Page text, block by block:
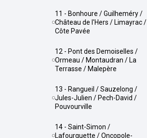
11 - Bonhoure / Guilheméry /
Château de l'Hers / Limayrac /
Côte Pavée
12 - Pont des Demoiselles /
Ormeau / Montaudran / La
Terrasse / Malepère
13 - Rangueil / Sauzelong /
Jules-Julien / Pech-David /
Pouvourville
14 - Saint-Simon /
Lafourguette / Oncopole-